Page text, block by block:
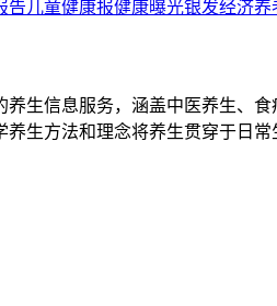
告儿童健康报健康曝光银发经济养
生信息服务，涵盖中医养生、
生方法和理念将养生贯穿于日